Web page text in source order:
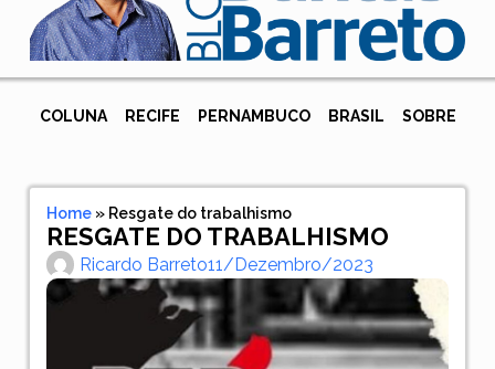
COLUNA RECIFE PERNAMBUCO BRASIL SOBRE
Home» Resgate do trabalhismo
RESGATE DO TRABALHISMO
Ricardo Barreto11/dezembro/2023